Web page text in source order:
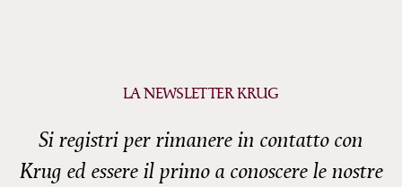
LA NEWSLETTER KRUG
Si registri per rimanere in contatto con
Krug ed essere il primo a conoscere le nostre